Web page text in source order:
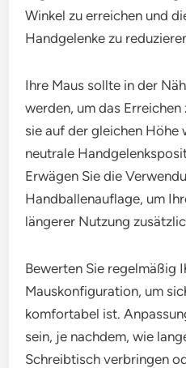
Winkel zu erreichen und
Handgelenke zu
Ihre Maus sollte in der
werden, um das
sie auf der gleichen Höhe
neutrale
Erwägen Sie die
Handballenauflage, um
längerer Nutzung
Bewerten Sie regelmäßig
Mauskonfiguration, um
komfortabel ist.
sein, je nachdem, wie
Schreibtisch verbringen